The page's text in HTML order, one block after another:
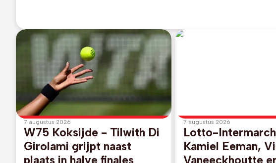
7 augustus 2026
W75 Koksijde - Tilwith Di
Girolami grijpt naast
plaats in halve finales
7 augustus 2026
Lotto-
Kamiel Eeman,
Vaneeckhoutte